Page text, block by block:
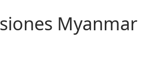
Myanmar